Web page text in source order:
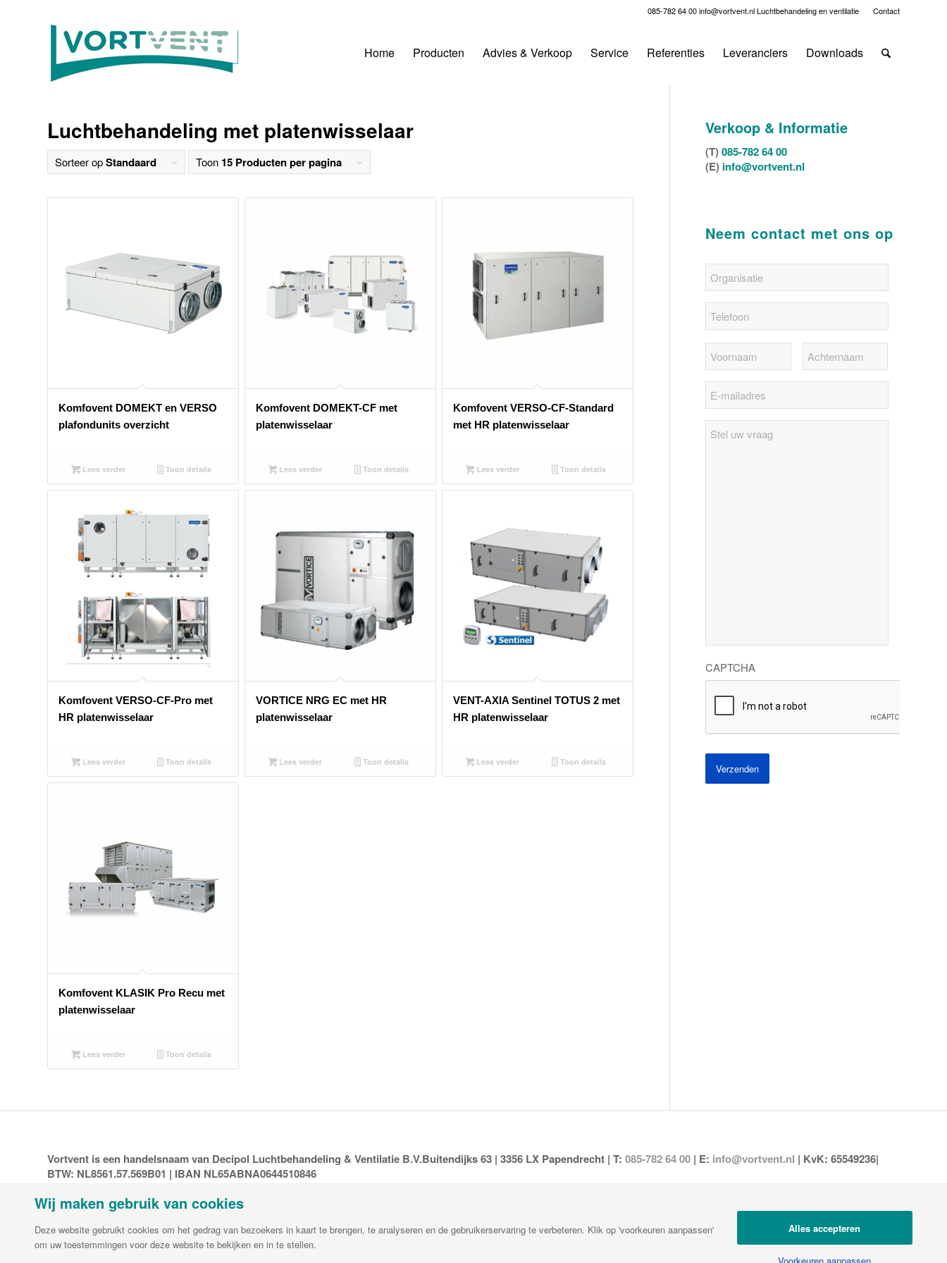
Contact
085-782 64 00info@vortvent.nlLuchtbehandeling en ventilatie
Home Producten Advies & Verkoop Service Referenties Leveranciers Downloads
Luchtbehandeling met platenwisselaar
Sorteer opStandaard Toon 15 Producten per pagina
Komfovent DOMEKT en VERSO
plafondunits overzicht
Lees verder Toon details
Komfovent DOMEKT-CF met
platenwisselaar
Lees verder Toon details
Komfovent VERSO-CF-Standard
met HR platenwisselaar
Lees verder Toon details
Komfovent VERSO-CF-Pro met
HR platenwisselaar
Lees verder Toon details
VORTICE NRG EC met HR
platenwisselaar
Lees verder Toon details
VENT-AXIA Sentinel TOTUS 2 met
HR platenwisselaar
Lees verder Toon details
Komfovent KLASIK Pro Recu met
platenwisselaar
Lees verder Toon details
Verkoop & Informatie
(T)085-782 64 00
(E) info@vortvent.nl
Neem contact met ons op
uw
CAPTCHA
Vortvent is een handelsnaam van Decipol Luchtbehandeling & Ventilatie B.V.Buitendijks 63 | 3356 LX Papendrecht | T: 085-782 64 00 | E: info@vortvent.nl | KvK: 65549236|
BTW: NL8561.57.569B01 | IBAN NL65ABNA0644510846
Wij maken gebruik van cookies
Deze website gebruikt cookies om het gedrag van bezoekers in kaart te brengen, te analyseren en de gebruikerservaring te verbeteren. Klik op 'voorkeuren aanpassen'
om uw toestemmingen voor deze website te bekijken en in te stellen.
Alles accepteren